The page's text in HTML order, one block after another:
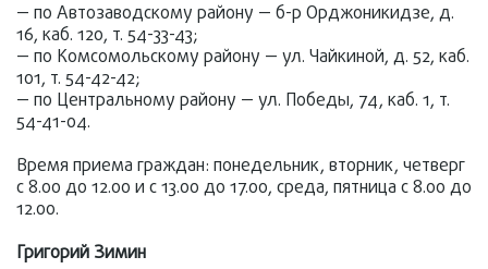
— по Автозаводскому району — б-р Орджоникидзе, д.
16, каб. 120, т. 54-33-43;
— по Комсомольскому району — ул. Чайкиной, д. 52, каб.
101, т. 54-42-42;
— по Центральному району — ул. Победы, 74, каб. 1, т.
54-41-04.
Время приема граждан: понедельник, вторник, четверг
с 8.00 до 12.00 и с 13.00 до 17.00, среда, пятница с 8.00 до
12.00.
Григорий Зимин